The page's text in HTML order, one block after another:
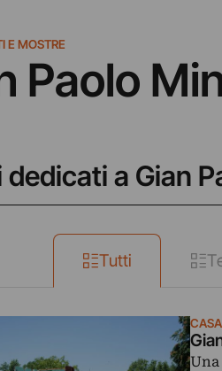
E MOSTRE
Paolo
dedicati a Gian
Tutti
Una